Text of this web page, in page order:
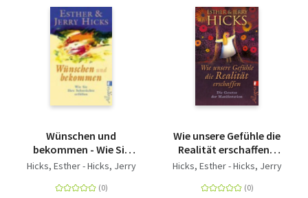
Wünschen und
bekommen - Wie Sie
Ihre Sehnsüchte
Wunscherfüllung -
Hicks, Esther - Hicks, Jerry
Wie unsere Gefühle die
Realität erschaffen -
Die Gesetze der
Hicks, Esther - Hicks, Jerry